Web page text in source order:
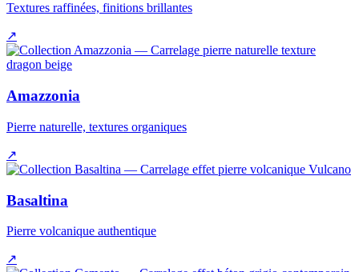
Textures raffinées, finitions brillantes
↗
Amazzonia
Pierre naturelle, textures organiques
↗
Basaltina
Pierre volcanique authentique
↗